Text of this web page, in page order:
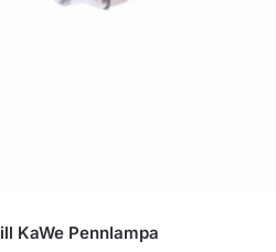
KaWe Pennlampa